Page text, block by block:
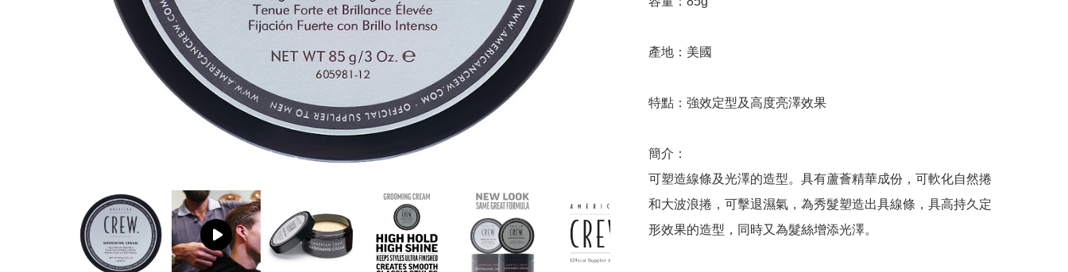
產地：美國
特點：強效定型及高度亮澤效果
簡介：
可塑造線條及光澤的造型。具有蘆薈精華成份，可軟化自然捲
和大波浪捲，可擊退濕氣，為秀髮塑造出具線條，具高持久定
形效果的造型，同時又為髮絲增添光澤。